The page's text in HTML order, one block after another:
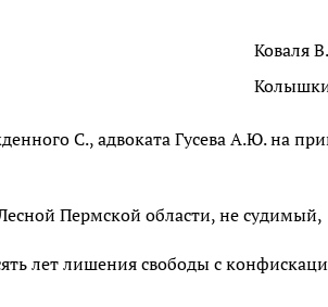
Коваля
С., адвоката Гусева А.Ю. на
Пермской области, не судимый,
лет лишения свободы с